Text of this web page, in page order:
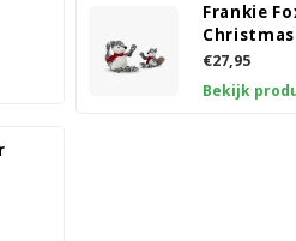
Frankie
€27,95
Bekijk